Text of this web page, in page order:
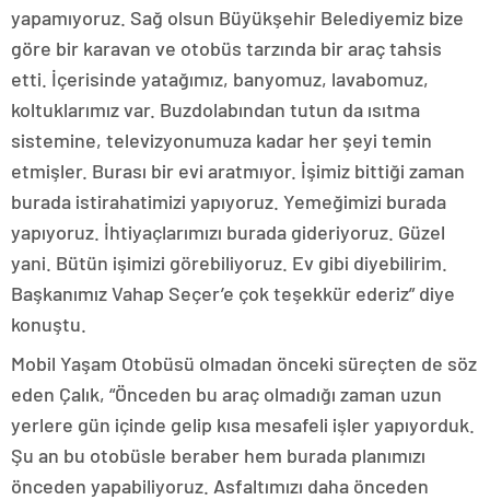
yapamıyoruz. Sağ olsun Büyükşehir Belediyemiz bize
göre bir karavan ve otobüs tarzında bir araç tahsis
etti. İçerisinde yatağımız, banyomuz, lavabomuz,
koltuklarımız var. Buzdolabından tutun da ısıtma
sistemine, televizyonumuza kadar her şeyi temin
etmişler. Burası bir evi aratmıyor. İşimiz bittiği zaman
burada istirahatimizi yapıyoruz. Yemeğimizi burada
yapıyoruz. İhtiyaçlarımızı burada gideriyoruz. Güzel
yani. Bütün işimizi görebiliyoruz. Ev gibi diyebilirim.
Başkanımız Vahap Seçer’e çok teşekkür ederiz” diye
konuştu.
Mobil Yaşam Otobüsü olmadan önceki süreçten de söz
eden Çalık, “Önceden bu araç olmadığı zaman uzun
yerlere gün içinde gelip kısa mesafeli işler yapıyorduk.
Şu an bu otobüsle beraber hem burada planımızı
önceden yapabiliyoruz. Asfaltımızı daha önceden